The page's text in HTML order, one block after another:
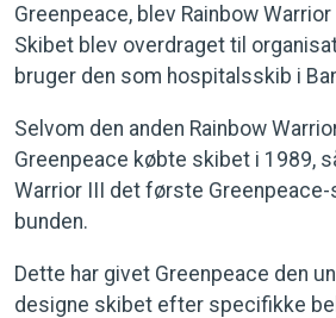
Greenpeace, blev Rainbow
Skibet blev overdraget til
bruger den som hospitalsskib i
Selvom den anden Rainbow
Greenpeace købte skibet i 1989,
Warrior III det første
bunden.
Dette har givet Greenpeace den
designe skibet efter specifikke